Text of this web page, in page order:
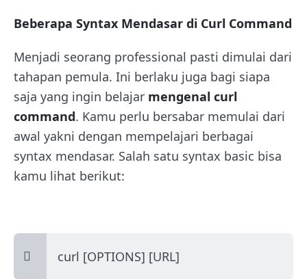
Beberapa Syntax Mendasar di Curl Command
Menjadi seorang professional pasti dimulai dari
tahapan pemula. Ini berlaku juga bagi siapa
saja yang ingin belajar mengenal curl
command. Kamu perlu bersabar memulai dari
awal yakni dengan mempelajari berbagai
syntax mendasar. Salah satu syntax basic bisa
kamu lihat berikut:
curl [OPTIONS] [URL]